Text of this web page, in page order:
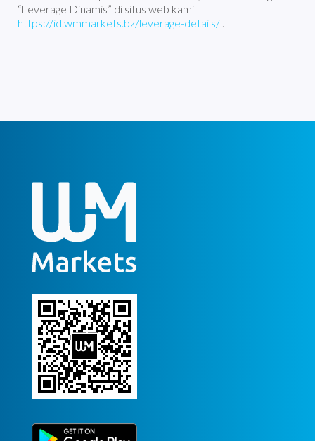
“Leverage Dinamis” di situs web kami
https://id.wmmarkets.bz/leverage-details/ .